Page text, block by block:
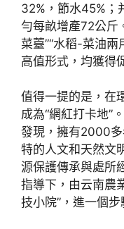
32%，節水45%；
勻每畝增產72公斤
菜薹”“水稻-菜油兩
高值形式，均獲得
值得一提的是，在
成為“網紅打卡地”
發現，擁有2000
特的人文和天然文
源保護傳承與處所
指導下，由云南農
技小院”，進一個步